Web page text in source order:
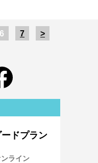
6 7 >
ドプラン
ンライン